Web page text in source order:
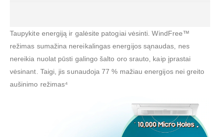
Taupykite energiją ir galėsite patogiai vėsinti. WindFree™
režimas sumažina nereikalingas energijos sąnaudas, nes
nereikia nuolat pūsti galingo šalto oro srauto, kaip įprastai
vėsinant. Taigi, jis sunaudoja 77 % mažiau energijos nei greito
aušinimo režimas⁴